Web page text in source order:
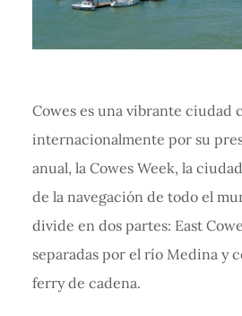
Cowes es una vibrante ciudad
internacionalmente por su
anual, la Cowes Week, la
de la navegación de todo el
divide en dos partes: East
separadas por el río Medina y
ferry de cadena.